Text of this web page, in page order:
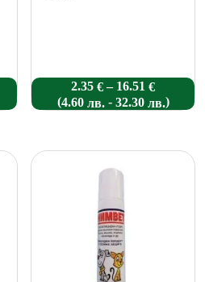
2.35€ – 16.51€Price
range:
2.35 €
(4.60 лв. - 32.30 лв.)